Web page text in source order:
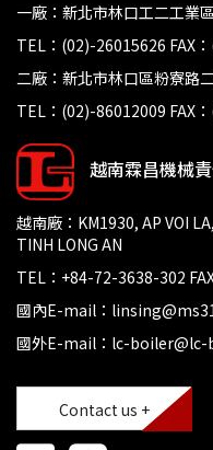
一廠：新北市林口工二工業
TEL：(02)-26015626 FAX
二廠：新北市林口區粉寮路
TEL：(02)-86012009 FAX
越南霖昌機械
越南廠：KM1930, AP VOI
TINH LONG AN
TEL：+84-72-3638-302
國內E-mail：
國外E-mail：lc-
Contact us +